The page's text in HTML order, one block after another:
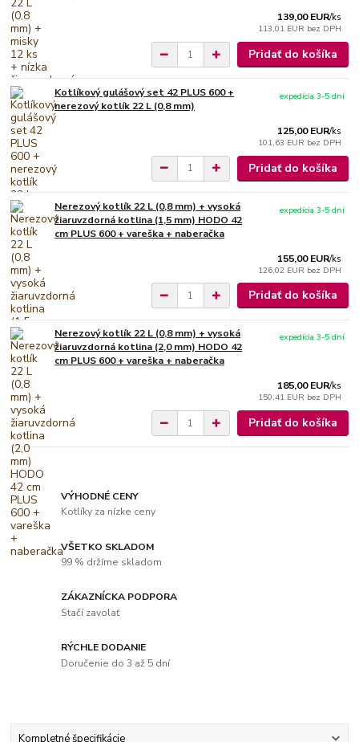
139,00 EUR/ks
113,01 EUR bez DPH
Pridať do košíka
Kotlíkový gulášový set 42 PLUS 600 +
nerezový kotlík 22 L (0,8 mm)
125,00 EUR/ks
101,63 EUR bez DPH
expedícia 3-5 dní
Pridať do košíka
Nerezový kotlík 22 L (0,8 mm) + vysoká
žiaruvzdorná kotlina (1,5 mm) HODO 42
cm PLUS 600 + vareška + naberačka
155,00 EUR/ks
126,02 EUR bez DPH
expedícia 3-5 dní
Pridať do košíka
Nerezový kotlík 22 L (0,8 mm) + vysoká
žiaruvzdorná kotlina (2,0 mm) HODO 42
cm PLUS 600 + vareška + naberačka
185,00 EUR/ks
150,41 EUR bez DPH
expedícia 3-5 dní
Pridať do košíka
VÝHODNÉ CENY
Kotlíky za nízke ceny
VŠETKO SKLADOM
99 % držíme skladom
ZÁKAZNÍCKA PODPORA
Stačí zavolať
RÝCHLE DODANIE
Doručenie do 3 až 5 dní
Kompletné špecifikácie